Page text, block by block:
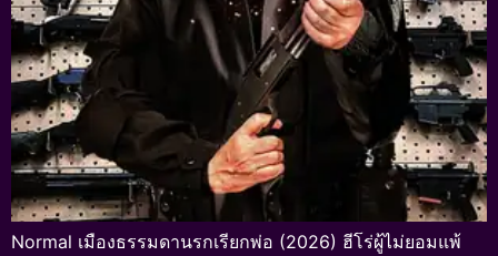
Normal เมืองธรรมดานรกเรียกพ่อ (2026) ฮีโร่ผู้ไม่ยอมแพ้